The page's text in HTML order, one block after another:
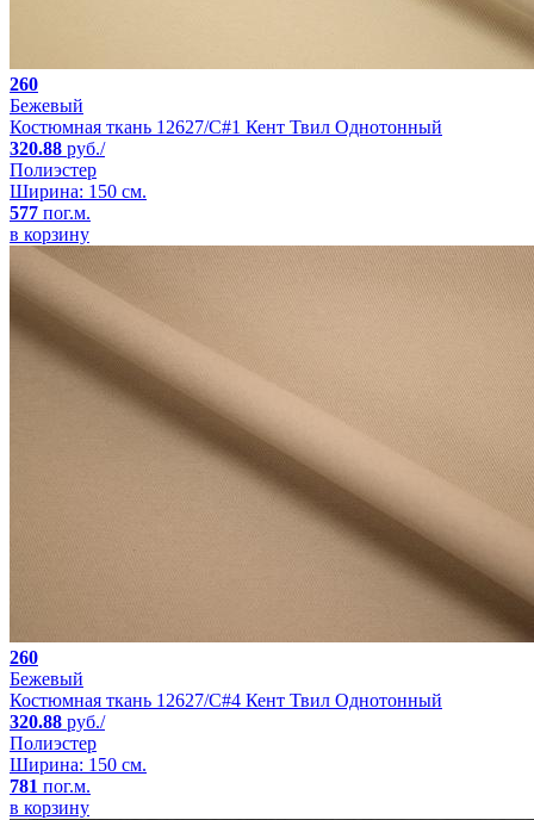
260
Бежевый
Костюмная ткань 12627/C#1 Кент Твил Однотонный
320.88 руб./
Полиэстер
Ширина: 150 см.
577 пог.м.
в корзину
260
Бежевый
Костюмная ткань 12627/C#4 Кент Твил Однотонный
320.88 руб./
Полиэстер
Ширина: 150 см.
781 пог.м.
в корзину